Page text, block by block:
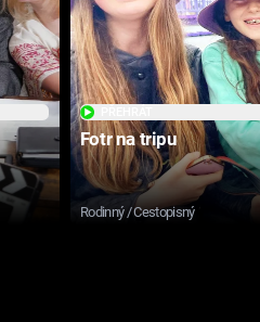
Fotr na tripu
Rodinný / Cestopisný